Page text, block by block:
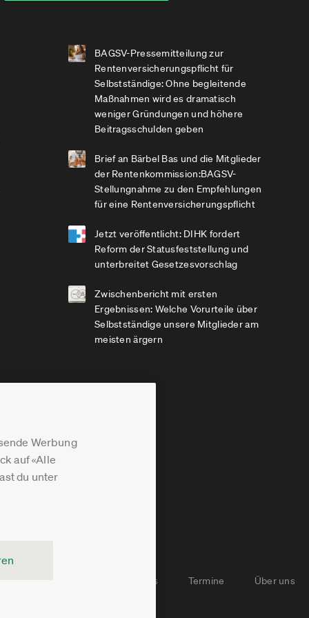
Werbung
auf «Alle
du unter
BAGSV-Pressemitteilung zur
Rentenversicherungspflicht für
Selbstständige: Ohne begleitende
Maßnahmen wird es dramatisch
weniger Gründungen und höhere
Beitragsschulden geben
Brief an Bärbel Bas und die Mitglieder
der Rentenkommission:BAGSV-
Stellungnahme zu den Empfehlungen
für eine Rentenversicherungspflicht
Jetzt veröffentlicht: DIHK fordert
Reform der Statusfeststellung und
unterbreitet Gesetzesvorschlag
Zwischenbericht mit ersten
Ergebnissen: Welche Vorurteile über
Selbstständige unsere Mitglieder am
meisten ärgern
Jobs Termine Über uns